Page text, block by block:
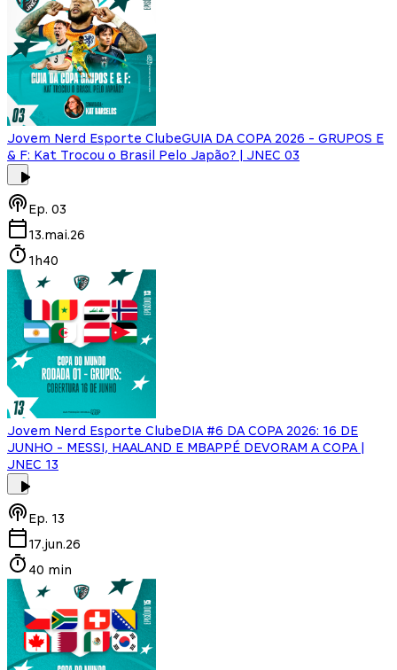
Jovem Nerd Esporte ClubeGUIA DA COPA 2026 - GRUPOS E
& F: Kat Trocou o Brasil Pelo Japão? | JNEC 03
Ep. 03
13.mai.26
1h40
Jovem Nerd Esporte ClubeDIA #6 DA COPA 2026: 16 DE
JUNHO - MESSI, HAALAND E MBAPPÉ DEVORAM A COPA |
JNEC 13
Ep. 13
17.jun.26
40 min